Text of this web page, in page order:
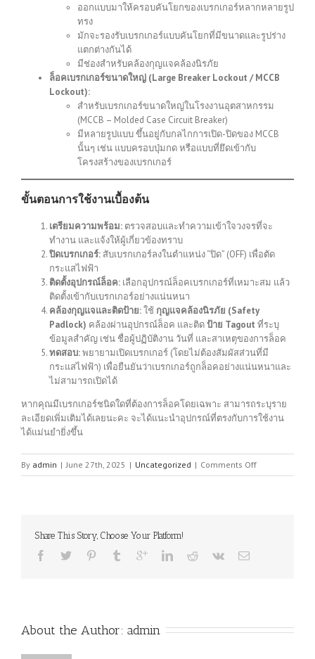
ออกแบบมาให้ครอบคันโยกของเบรกเกอร์หลากหลายรูป
ทรง
มักจะรองรับเบรกเกอร์แบบคันโยกที่มีขนาดและรูปร่าง
แตกต่างกันได้
มีช่องสำหรับคล้องกุญแจคล้องนิรภัย
ล็อคเบรกเกอร์ขนาดใหญ่ (Large Breaker Lockout / MCCB
Lockout):
สำหรับเบรกเกอร์ขนาดใหญ่ในโรงงานอุตสาหกรรม
(MCCB – Molded Case Circuit Breaker)
มีหลายรูปแบบ ขึ้นอยู่กับกลไกการเปิด-ปิดของ MCCB
นั้นๆ เช่น แบบครอบปุ่มกด หรือแบบที่ยึดเข้ากับ
โครงสร้างของเบรกเกอร์
ขั้นตอนการใช้งานเบื้องต้น
เตรียมความพร้อม: ตรวจสอบและทำความเข้าใจวงจรที่จะ
ทำงาน และแจ้งให้ผู้เกี่ยวข้องทราบ
ปิดเบรกเกอร์: สับเบรกเกอร์ลงในตำแหน่ง “ปิด” (OFF) เพื่อตัด
กระแสไฟฟ้า
ติดตั้งอุปกรณ์ล็อค: เลือกอุปกรณ์ล็อคเบรกเกอร์ที่เหมาะสม แล้ว
ติดตั้งเข้ากับเบรกเกอร์อย่างแน่นหนา
คล้องกุญแจและติดป้าย:ใช้ กุญแจคล้องนิรภัย (Safety
Padlock) คล้องผ่านอุปกรณ์ล็อค และติดป้าย Tagout ที่ระบุ
ข้อมูลสำคัญ เช่น ชื่อผู้ปฏิบัติงาน วันที่ และสาเหตุของการล็อค
ทดสอบ:พยายามเปิดเบรกเกอร์ (โดยไม่ต้องสัมผัสส่วนที่มี
กระแสไฟฟ้า) เพื่อยืนยันว่าเบรกเกอร์ถูกล็อคอย่างแน่นหนาและ
ไม่สามารถเปิดได้
หากคุณมีเบรกเกอร์ชนิดใดที่ต้องการล็อคโดยเฉพาะ สามารถระบุราย
ละเอียดเพิ่มเติมได้เลยนะคะ จะได้แนะนำอุปกรณ์ที่ตรงกับการใช้งาน
ได้แม่นยำยิ่งขึ้น
By admin | June 27th, 2025 | Uncategorized | Comments Offon
ล็อค
Share This Story, Choose Your Platform!
About the Author: admin